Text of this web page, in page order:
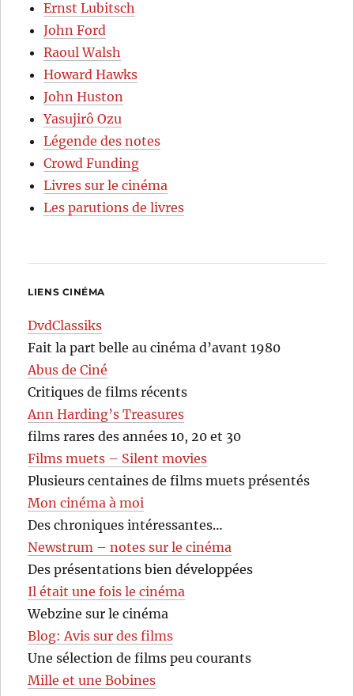
Ernst Lubitsch
John Ford
Raoul Walsh
Howard Hawks
John Huston
Yasujirô Ozu
Légende des notes
Crowd Funding
Livres sur le cinéma
Les parutions de livres
LIENS CINÉMA
DvdClassiks
Fait la part belle au cinéma d’avant 1980
Abus de Ciné
Critiques de films récents
Ann Harding’s Treasures
films rares des années 10, 20 et 30
Films muets – Silent movies
Plusieurs centaines de films muets présentés
Mon cinéma à moi
Des chroniques intéressantes…
Newstrum – notes sur le cinéma
Des présentations bien développées
Il était une fois le cinéma
Webzine sur le cinéma
Blog: Avis sur des films
Une sélection de films peu courants
Mille et une Bobines